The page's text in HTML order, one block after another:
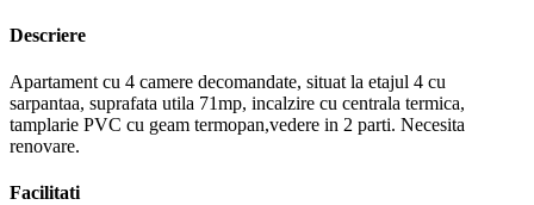
Descriere
Apartament cu 4 camere decomandate, situat la etajul 4 cu
sarpantaa, suprafata utila 71mp, incalzire cu centrala termica,
tamplarie PVC cu geam termopan,vedere in 2 parti. Necesita
renovare.
Facilitati